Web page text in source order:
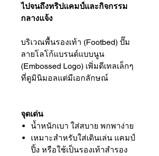
ไปจนถึงทริปแคมป์และกิจกรรม
กลางแจ้ง
บริเวณพื้นรองเท้า (Footbed) ปั๊ม
ลายโลโก้แบรนด์แบบนูน
(Embossed Logo) เพิ่มดีเทลเล็กๆ
ที่ดูมินิมอลแต่มีเอกลักษณ์
จุดเด่น
น้ำหนักเบา ใส่สบาย พกพาง่าย
เหมาะสำหรับใส่เดินเล่น แคมป์
ปิ้ง หรือใช้เป็นรองเท้าสำรอง